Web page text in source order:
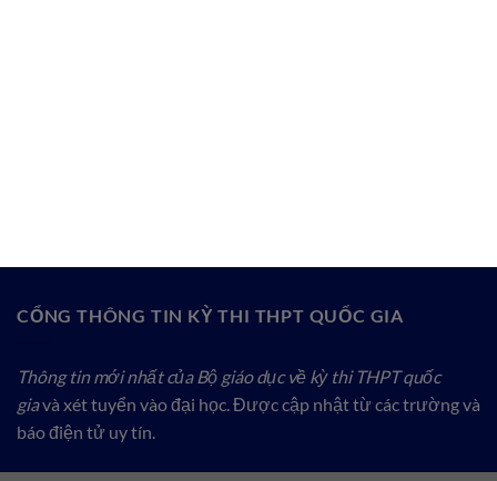
CỔNG THÔNG TIN KỲ THI THPT QUỐC GIA
Thông tin mới nhất của Bộ giáo dục về kỳ thi THPT quốc
giavà xét tuyển vào đại học. Được cập nhật từ các trường và
báo điện tử uy tín.